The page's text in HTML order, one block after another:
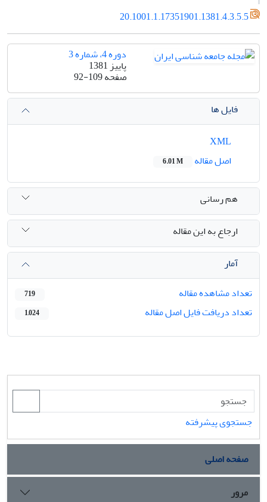
20.1001.1.17351901.1381.4.3.5.5
دوره 4، شماره 3
پاییز 1381
صفحه92-109
فایل ها
اصل مقاله
6.01 M
هم رسانی
ارجاع به این مقاله
آمار
تعداد مشاهده مقاله
719
تعداد دریافت فایل اصل مقاله 1,024
جستجوی پیشرفته
صفحه اصلی
مرور